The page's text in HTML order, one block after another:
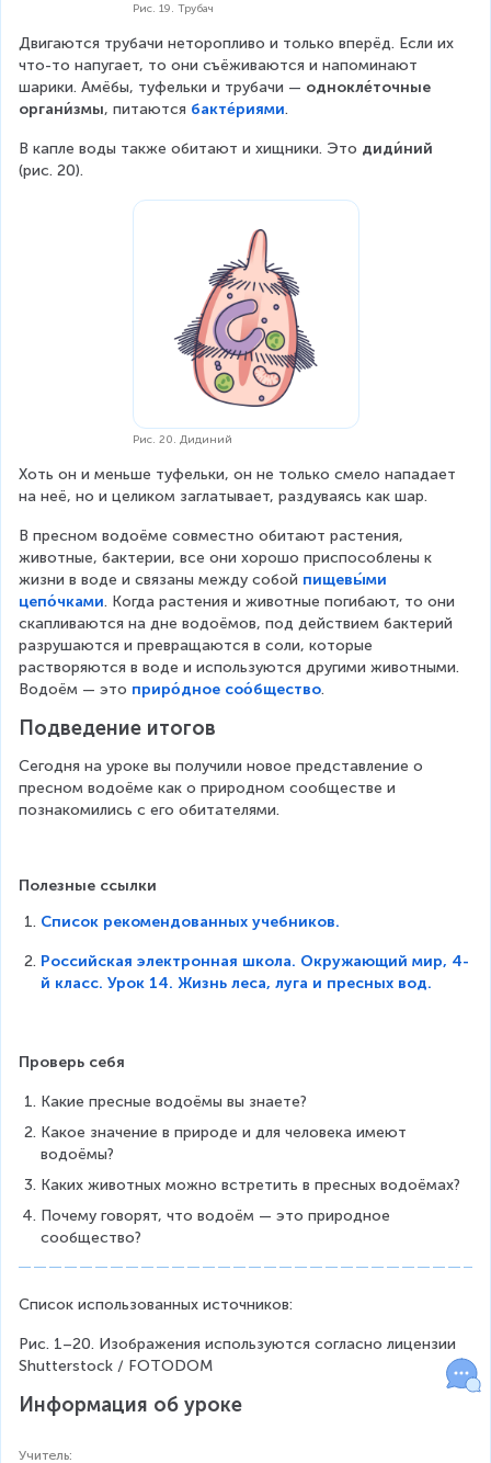
Рис. 19. Трубач
Двигаются трубачи неторопливо и только вперёд. Если их
что-то напугает, то они съёживаются и напоминают
шарики. Амёбы, туфельки и трубачи — однокле́точные
органи́змы, питаются бакте́риями.
В капле воды также обитают и хищники. Это диди́ний
(рис. 20).
Рис. 20. Дидиний
Хоть он и меньше туфельки, он не только смело нападает
на неё, но и целиком заглатывает, раздуваясь как шар.
В пресном водоёме совместно обитают растения,
животные, бактерии, все они хорошо приспособлены к
жизни в воде и связаны между собой пищевы́ми
цепо́чками. Когда растения и животные погибают, то они
скапливаются на дне водоёмов, под действием бактерий
разрушаются и превращаются в соли, которые
растворяются в воде и используются другими животными.
Водоём — это приро́дное соо́бщество.
Подведение итогов
Сегодня на уроке вы получили новое представление о
пресном водоёме как о природном сообществе и
познакомились с его обитателями.
Полезные ссылки
Список рекомендованных учебников.
Российская электронная школа. Окружающий мир, 4-
й класс. Урок 14. Жизнь леса, луга и пресных вод.
Проверь себя
Какие пресные водоёмы вы знаете?
Какое значение в природе и для человека имеют
водоёмы?
Каких животных можно встретить в пресных водоёмах?
Почему говорят, что водоём — это природное
сообщество?
Список использованных источников:
Рис. 1–20. Изображения используются согласно лицензии
Shutterstock / FOTODOM
Информация об уроке
Учитель: